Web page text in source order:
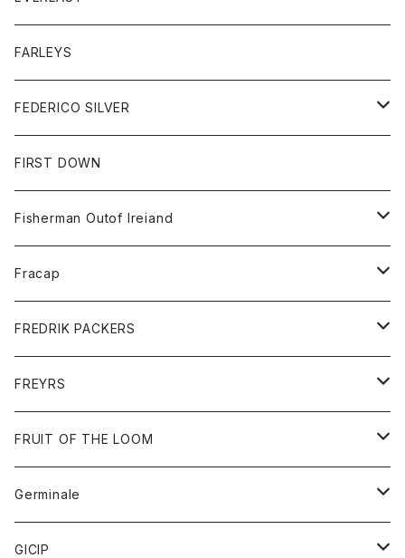
シャツ
セーター
ボトム
ショートパンツ
パンツ
レディース
コート
ジャケット
Tシャツ
ボトム
トップス
ジャケット
スエットシャツ
ボトム
スエットパンツ
グッズ
帽子
FARLEYS
FEDERICO SILVER
アクセサリー
FIRST DOWN
Fisherman Outof Ireiand
ニット
Fracap
グッズ
靴
FREDRIK PACKERS
アクセサリー
バッグ
FREYRS
サングラス
FRUIT OF THE LOOM
アウター
パーカー
グッズ
Germinale
靴
GICIP